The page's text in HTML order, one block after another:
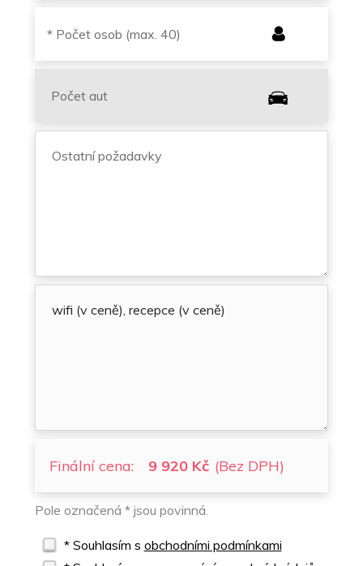
Finální cena: 9 920 Kč (Bez DPH)
Pole označená * jsou povinná.
* Souhlasím s obchodními podmínkami